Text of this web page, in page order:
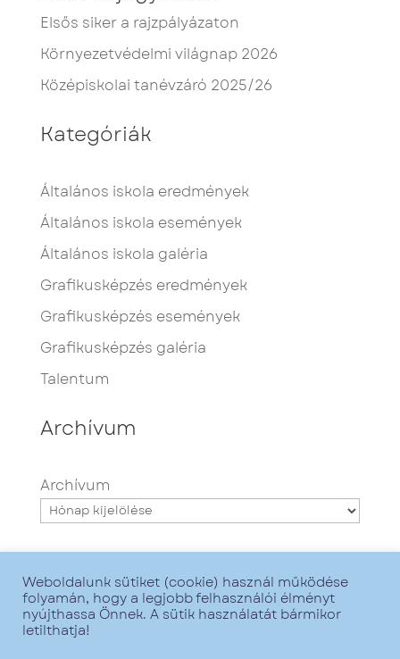
Elsős siker a rajzpályázaton
Környezetvédelmi világnap 2026
Középiskolai tanévzáró 2025/26
Kategóriák
Általános iskola eredmények
Általános iskola események
Általános iskola galéria
Grafikusképzés eredmények
Grafikusképzés események
Grafikusképzés galéria
Talentum
Archívum
Archívum
Minden jog fenntartva - Talentum iskola -
Weboldalunk sütiket (cookie) használ működése
folyamán, hogy a legjobb felhasználói élményt
nyújthassa Önnek. A sütik használatát bármikor
letilthatja!